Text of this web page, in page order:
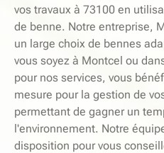
vos travaux à 73100 en
de benne. Notre entreprise,
un large choix de bennes
vous soyez à Montcel ou
pour nos services, vous
mesure pour la gestion de
permettant de gagner un
l'environnement. Notre
disposition pour vous